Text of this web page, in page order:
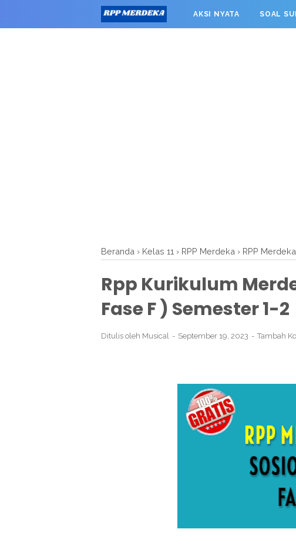
window.googletag = window.googletag || {cmd: []};
0').addService(googletag.pubads());
AKSI NYATA SOAL
Beranda › Kelas 11 › RPP Merdeka › RPP
Rpp Kurikulum
Fase F ) Semester 1-2
Ditulis oleh Musical September 19, 2023 Tambah